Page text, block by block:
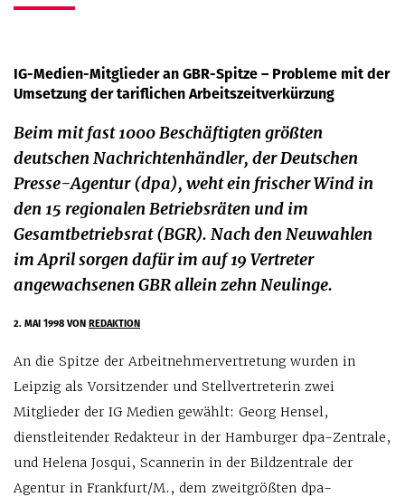
IG-Medien-Mitglieder an GBR-Spitze – Probleme mit der
Umsetzung der tariflichen Arbeitszeitverkürzung
Beim mit fast 1000 Beschäftigten größten
deutschen Nachrichtenhändler, der Deutschen
Presse-Agentur (dpa), weht ein frischer Wind in
den 15 regionalen Betriebsräten und im
Gesamtbetriebsrat (BGR). Nach den Neuwahlen
im April sorgen dafür im auf 19 Vertreter
angewachsenen GBR allein zehn Neulinge.
2. MAI 1998VONREDAKTION
An die Spitze der Arbeitnehmervertretung wurden in
Leipzig als Vorsitzender und Stellvertreterin zwei
Mitglieder der IG Medien gewählt: Georg Hensel,
dienstleitender Redakteur in der Hamburger dpa-Zentrale,
und Helena Josqui, Scannerin in der Bildzentrale der
Agentur in Frankfurt/M., dem zweitgrößten dpa-